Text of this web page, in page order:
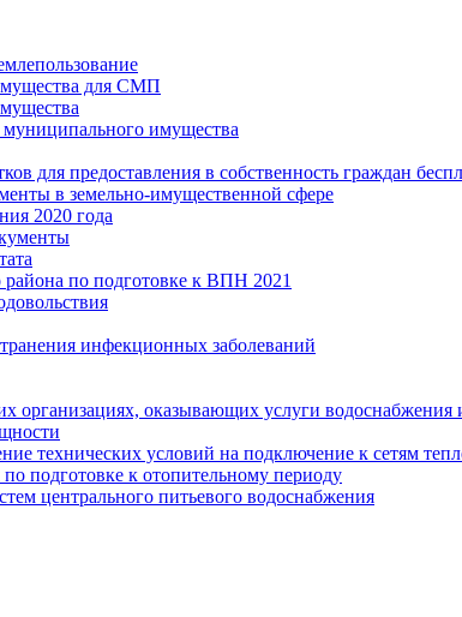
для СМП
имущества
для предоставления в собственность граждан
в земельно-имущественной сфере
2020 года
по подготовке к ВПН 2021
инфекционных заболеваний
организациях, оказывающих услуги
технических условий на подключение к сетям
подготовке к отопительному периоду
центрального питьевого водоснабжения